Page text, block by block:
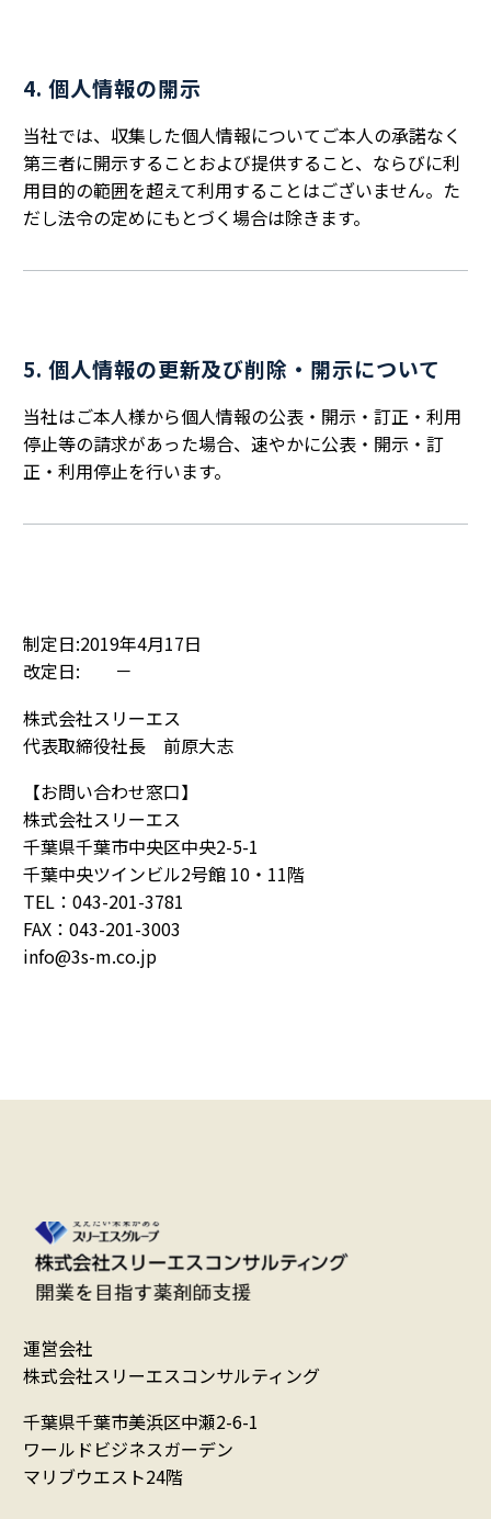
4. 個人情報の開示
当社では、収集した個人情報についてご本人の承諾なく
第三者に開示することおよび提供すること、ならびに利
用目的の範囲を超えて利用することはございません。た
だし法令の定めにもとづく場合は除きます。
5. 個人情報の更新及び削除・開示について
当社はご本人様から個人情報の公表・開示・訂正・利用
停止等の請求があった場合、速やかに公表・開示・訂
正・利用停止を行います。
制定日:2019年4月17日
改定日: －
株式会社スリーエス
代表取締役社長 前原大志
【お問い合わせ窓口】
株式会社スリーエス
千葉県千葉市中央区中央2-5-1
千葉中央ツインビル2号館 10・11階
TEL：043-201-3781
FAX：043-201-3003
info@3s-m.co.jp
運営会社
株式会社スリーエスコンサルティング
千葉県千葉市美浜区中瀬2-6-1
ワールドビジネスガーデン
マリブウエスト24階